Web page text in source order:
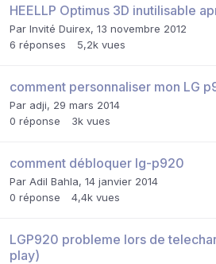
HEELLP Optimus 3D inutilisable
Par Invité Duirex, 13 novembre 2012
6 réponses 5,2k vues
comment personnaliser mon LG
Par adji, 29 mars 2014
0 réponse 3k vues
comment débloquer lg-p920
Par Adil Bahla, 14 janvier 2014
0 réponse 4,4k vues
LGP920 probleme lors de
play)